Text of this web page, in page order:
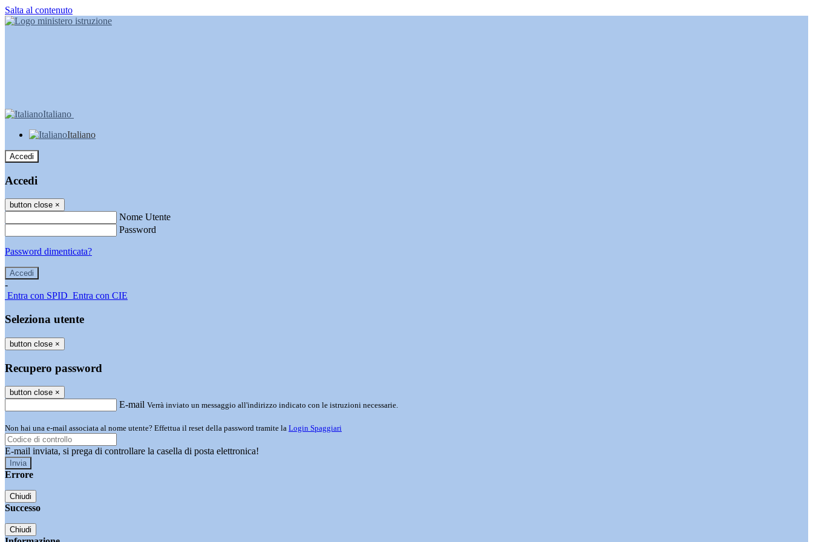
Salta al contenuto
Italiano
Italiano
Accedi
Accedi
button close ×
Nome Utente
Password
Password dimenticata?
-
Entra con SPID Entra con CIE
Seleziona utente
button close ×
Recupero password
button close ×
E-mail Verrà inviato un messaggio all'indirizzo indicato con le istruzioni necessarie.
Non hai una e-mail associata al nome utente? Effettua il reset della password tramite la Login Spaggiari
E-mail inviata, si prega di controllare la casella di posta elettronica!
Errore
Chiudi
Successo
Chiudi